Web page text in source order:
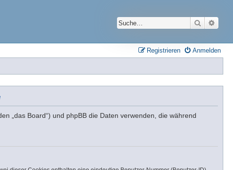
Suche
Anmelden
Registrieren
„das Board“) und phpBB die Daten verwenden, die während